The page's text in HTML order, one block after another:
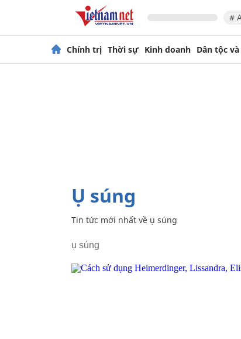
#
Chính trị Thời sự Kinh doanh Dân tộc
ụ súng
Tin tức mới nhất về ụ súng
ụ súng